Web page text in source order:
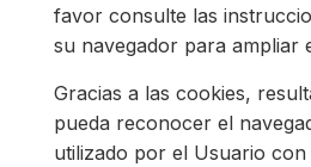
favor consulte las
su navegador para ampliar
Gracias a las cookies,
pueda reconocer el
utilizado por el Usuario con